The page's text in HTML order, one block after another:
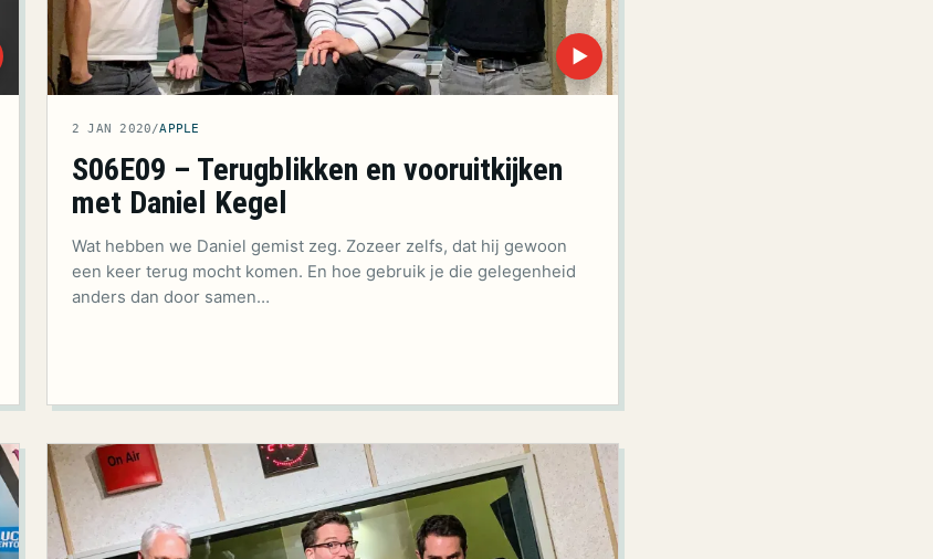
▶
2 JAN 2020/APPLE
S06E09 – Terugblikken en vooruitkijken
met Daniel Kegel
Wat hebben we Daniel gemist zeg. Zozeer zelfs, dat hij gewoon
een keer terug mocht komen. En hoe gebruik je die gelegenheid
anders dan door samen…